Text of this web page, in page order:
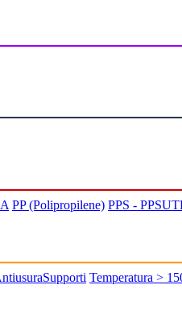
PP (Polipropilene) PPS - PPSU
Supporti Temperatura >